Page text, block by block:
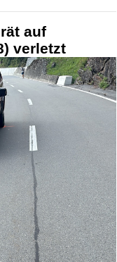
auf
verletzt